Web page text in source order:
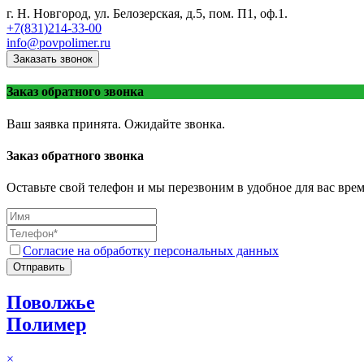
г. Н. Новгород, ул. Белозерская, д.5, пом. П1, оф.1.
+7(831)214-33-00
info@povpolimer.ru
Заказать звонок
Заказ обратного звонка
Ваш заявка принята. Ожидайте звонка.
Заказ обратного звонка
Оставьте свой телефон и мы перезвоним в удобное для вас
Согласие на обработку персональных данных
Отправить
Поволжье
Полимер
×